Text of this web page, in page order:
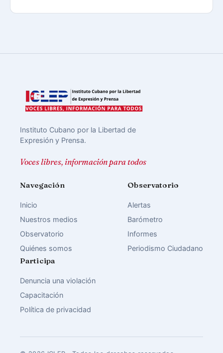
Instituto Cubano por la Libertad de
Expresión y Prensa.
Voces libres, información para todos
Navegación
Inicio
Nuestros medios
Observatorio
Quiénes somos
Observatorio
Alertas
Barómetro
Informes
Periodismo Ciudadano
Participa
Denuncia una violación
Capacitación
Política de privacidad